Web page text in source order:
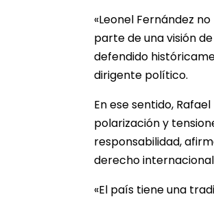
«Leonel Fernández
parte de una visión
defendido
dirigente político.
En ese sentido,
polarización y
responsabilidad,
derecho
«El país tiene una